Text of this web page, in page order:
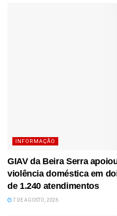
INFORMAÇÃO
GIAV da Beira Serra
violência doméstica em
de 1.240 atendimentos
7 DE AGOSTO, 2026